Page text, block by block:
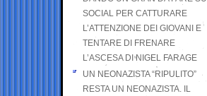
SOCIAL PER CATTURARE
L’ATTENZIONE DEI GIOVANI E
TENTARE DI FRENARE
L’ASCESA DI NIGEL FARAGE
UN NEONAZISTA “RIPULITO”
RESTA UN NEONAZISTA. IL